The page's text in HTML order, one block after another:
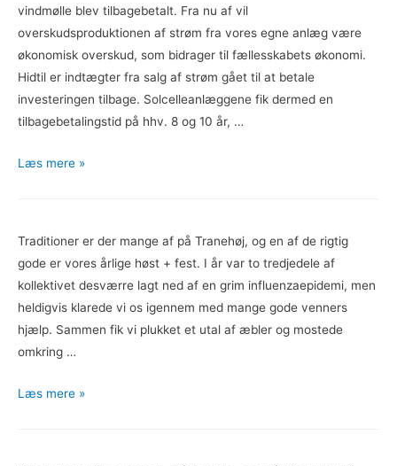
vindmølle blev tilbagebetalt. Fra nu af vil
overskudsproduktionen af strøm fra vores egne anlæg være
økonomisk overskud, som bidrager til fællesskabets økonomi.
Hidtil er indtægter fra salg af strøm gået til at betale
investeringen tilbage. Solcelleanlæggene fik dermed en
tilbagebetalingstid på hhv. 8 og 10 år, …
Energianlæg
Læs mere »
Traditioner er der mange af på Tranehøj, og en af de rigtig
gode er vores årlige høst + fest. I år var to tredjedele af
kollektivet desværre lagt ned af en grim influenzaepidemi, men
heldigvis klarede vi os igennem med mange gode venners
hjælp. Sammen fik vi plukket et utal af æbler og mostede
omkring …
Den
Læs mere »